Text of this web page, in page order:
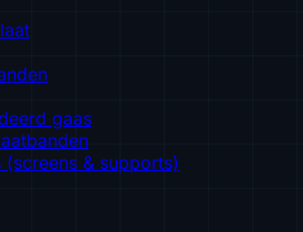
gaas
(screens & supports)